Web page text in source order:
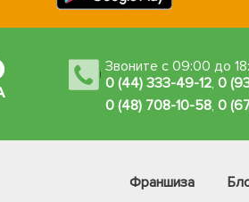
Звоните с 09:00 до
0 (44) 333-49-12, 0
0 (48) 708-10-58, 0
Франшиза